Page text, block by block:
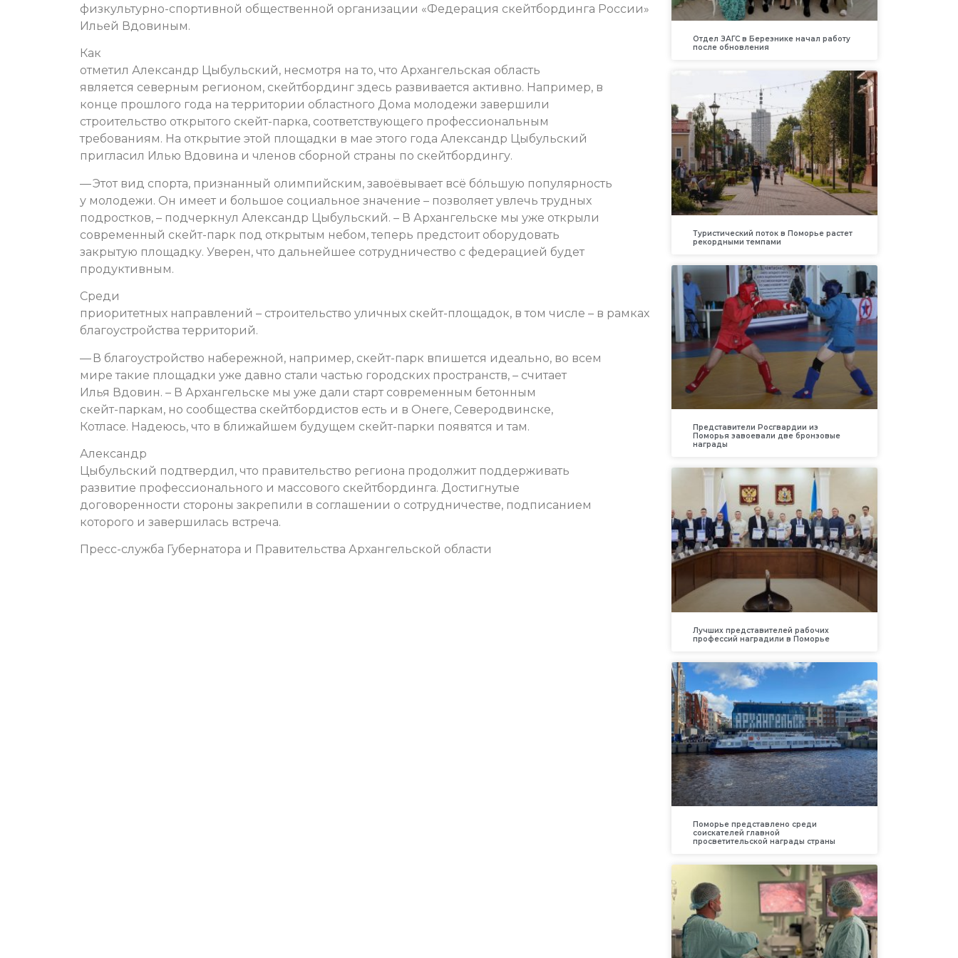
физкультурно-спортивной общественной организации «Федерация скейтбординга России»
Ильей Вдовиным.
Как
отметил Александр Цыбульский, несмотря на то, что Архангельская область
является северным регионом, скейтбординг здесь развивается активно. Например, в
конце прошлого года на территории областного Дома молодежи завершили
строительство открытого скейт-парка, соответствующего профессиональным
требованиям. На открытие этой площадки в мае этого года Александр Цыбульский
пригласил Илью Вдовина и членов сборной страны по скейтбордингу.
— Этот вид спорта, признанный олимпийским, завоёвывает всё бо́льшую популярность
у молодежи. Он имеет и большое социальное значение – позволяет увлечь трудных
подростков, – подчеркнул Александр Цыбульский. – В Архангельске мы уже открыли
современный скейт-парк под открытым небом, теперь предстоит оборудовать
закрытую площадку. Уверен, что дальнейшее сотрудничество с федерацией будет
продуктивным.
Среди
приоритетных направлений – строительство уличных скейт-площадок, в том числе – в рамках
благоустройства территорий.
— В благоустройство набережной, например, скейт-парк впишется идеально, во всем
мире такие площадки уже давно стали частью городских пространств, – считает
Илья Вдовин. – В Архангельске мы уже дали старт современным бетонным
скейт-паркам, но сообщества скейтбордистов есть и в Онеге, Северодвинске,
Котласе. Надеюсь, что в ближайшем будущем скейт-парки появятся и там.
Александр
Цыбульский подтвердил, что правительство региона продолжит поддерживать
развитие профессионального и массового скейтбординга. Достигнутые
договоренности стороны закрепили в соглашении о сотрудничестве, подписанием
которого и завершилась встреча.
Пресс-служба Губернатора и Правительства Архангельской области
Отдел ЗАГС в Березнике начал работу
после обновления
Туристический поток в Поморье растет
рекордными темпами
Представители Росгвардии из
Поморья завоевали две бронзовые
награды
Лучших представителей рабочих
профессий наградили в Поморье
Поморье представлено среди
соискателей главной
просветительской награды страны